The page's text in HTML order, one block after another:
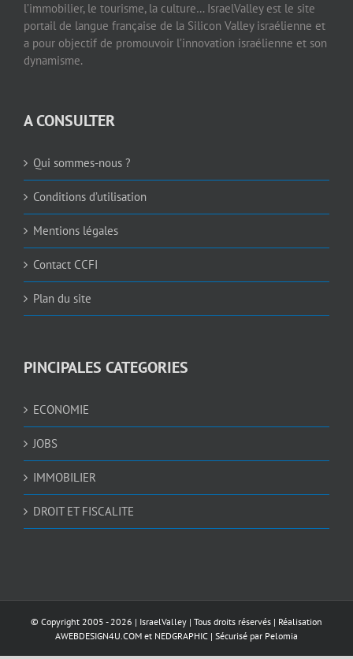
l’immobilier, le tourisme, la culture… IsraelValley est le site
portail de langue française de la Silicon Valley israélienne et
a pour objectif de promouvoir l’innovation israélienne et son
dynamisme.
A CONSULTER
Qui sommes-nous ?
Conditions d’utilisation
Mentions légales
Contact CCFI
Plan du site
PINCIPALES CATEGORIES
ECONOMIE
JOBS
IMMOBILIER
DROIT ET FISCALITE
© Copyright 2005 -2026 | IsraelValley | Tous droits réservés | Réalisation
AWEBDESIGN4U.COM et NEDGRAPHIC | Sécurisé par Pelomia